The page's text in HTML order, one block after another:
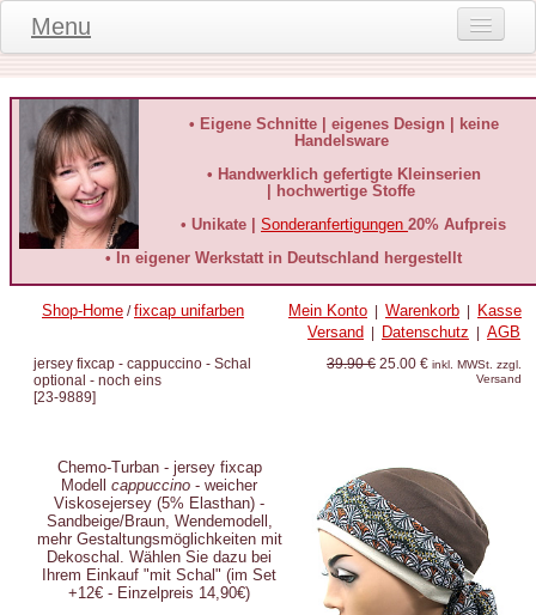
Menu
Produktinformationen
Kundeninformationen
häufige Fragen
Kontakt
Datenschutz
• Eigene Schnitte | eigenes Design | keine
Handelsware
• Handwerklich gefertigte Kleinserien
| hochwertige Stoffe
• Unikate | Sonderanfertigungen 20% Aufpreis
• In eigener Werkstatt in Deutschland hergestellt
Shop-Home /fixcap unifarben Mein Konto Warenkorb
Kasse
Versand
Datenschutz AGB
jersey fixcap - cappuccino - Schal
optional - noch eins
[23-9889]
39.90 € 25.00 € inkl. MWSt. zzgl.
Versand
Chemo-Turban - jersey fixcap
Modell cappuccino - weicher
Viskosejersey (5% Elasthan) -
Sandbeige/Braun, Wendemodell,
mehrGestaltungsmöglichkeiten mit
Dekoschal . Wählen Sie dazu bei
Ihrem Einkauf "mit Schal" (im Set
+12€ - Einzelpreis 14,90€)